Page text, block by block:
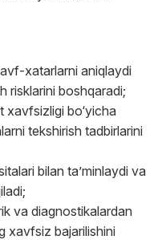
xatarlarni aniqlaydi
risklarini boshqaradi;
bo‘yicha
tekshirish tadbirlarini
bilan ta’minlaydi va
va diagnostikalardan
xavfsiz bajarilishini